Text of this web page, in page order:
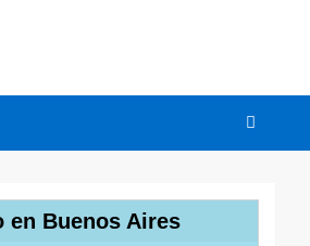
en Buenos Aires